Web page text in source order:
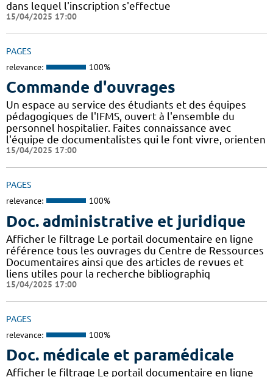
dans lequel l'inscription s'effectue
15/04/2025 17:00
PAGES
relevance: 100%
Commande d'ouvrages
Un espace au service des étudiants et des équipes
pédagogiques de l'IFMS, ouvert à l'ensemble du
personnel hospitalier. Faites connaissance avec
l'équipe de documentalistes qui le font vivre, orienten
15/04/2025 17:00
PAGES
relevance: 100%
Doc. administrative et juridique
Afficher le filtrage Le portail documentaire en ligne
référence tous les ouvrages du Centre de Ressources
Documentaires ainsi que des articles de revues et
liens utiles pour la recherche bibliographiq
15/04/2025 17:00
PAGES
relevance: 100%
Doc. médicale et paramédicale
Afficher le filtrage Le portail documentaire en ligne